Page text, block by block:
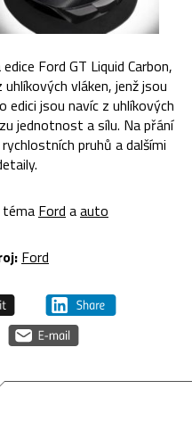
Ford GT Liquid Carbon,
vláken, jenž jsou
edici jsou navíc z uhlíkových
jednotnost a sílu. Na přání
pruhů a dalšími
téma Ford aauto
Ford